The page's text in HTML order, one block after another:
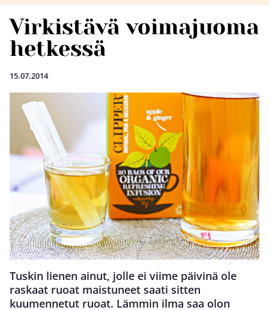
Virkistävä voimajuoma
hetkessä
15.07.2014
Tuskin lienen ainut, jolle ei viime päivinä ole
raskaat ruoat maistuneet saati sitten
kuumennetut ruoat. Lämmin ilma saa olon